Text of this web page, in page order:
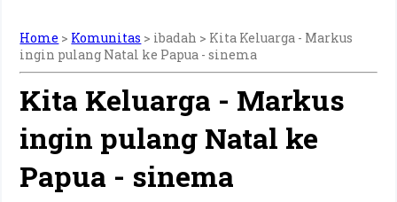
Home > Komunitas > ibadah > Kita Keluarga - Markus
ingin pulang Natal ke Papua - sinema
Kita Keluarga - Markus
ingin pulang Natal ke
Papua - sinema